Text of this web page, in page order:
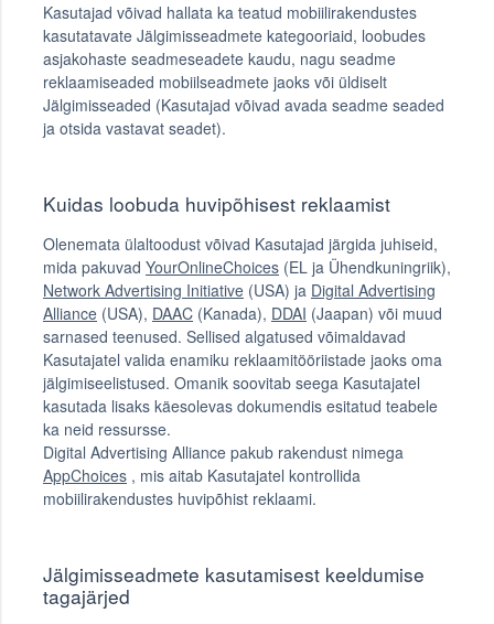
Kasutajad võivad hallata ka teatud mobiilirakendustes
kasutatavate Jälgimisseadmete kategooriaid, loobudes
asjakohaste seadmeseadete kaudu, nagu seadme
reklaamiseaded mobiilseadmete jaoks või üldiselt
Jälgimisseaded (Kasutajad võivad avada seadme seaded
ja otsida vastavat seadet).
Kuidas loobuda huvipõhisest reklaamist
Olenemata ülaltoodust võivad Kasutajad järgida juhiseid,
mida pakuvad YourOnlineChoices (EL ja Ühendkuningriik),
Network Advertising Initiative (USA) ja Digital Advertising
Alliance (USA), DAAC (Kanada), DDAI (Jaapan) või muud
sarnased teenused. Sellised algatused võimaldavad
Kasutajatel valida enamiku reklaamitööriistade jaoks oma
jälgimiseelistused. Omanik soovitab seega Kasutajatel
kasutada lisaks käesolevas dokumendis esitatud teabele
ka neid ressursse.
Digital Advertising Alliance pakub rakendust nimega
AppChoices , mis aitab Kasutajatel kontrollida
mobiilirakendustes huvipõhist reklaami.
Jälgimisseadmete kasutamisest keeldumise
tagajärjed